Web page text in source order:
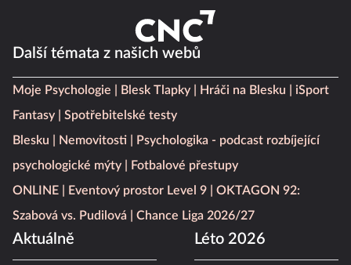
Další témata z našich webů
Moje Psychologie Blesk Tlapky Hráči na Blesku
iSport
Fantasy
Spotřebitelské testy
Blesku
Nemovitosti
Psychologika - podcast rozbíjející
psychologické mýty
Fotbalové přestupy
ONLINE
Eventový prostor Level 9
OKTAGON 92:
Szabová vs. Pudilová
Chance Liga 2026/27
Aktuálně Léto 2026